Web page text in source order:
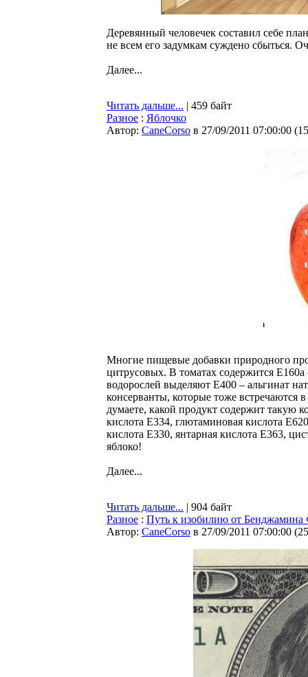
Деревянный человечек составил себе
не всем его задумкам суждено сбыться.
Далее...
Читать дальше... | 459 байт
Разное : Яблочко
Автор: CaneCorso в 27/09/2011 07:00:00 (
Многие пищевые добавки природного
цитрусовых. В томатах содержится
водорослей выделяют Е400 – альгинат
консерванты, которые тоже встречаются
думаете, какой продукт содержит такую
кислота Е334, глютаминовая кислота
кислота Е330, янтарная кислота Е363,
яблоко!
Далее...
Читать дальше... | 904 байт
Разное : Путь к изобилию от Бенджамина
Автор: CaneCorso в 27/09/2011 07:00:00 (